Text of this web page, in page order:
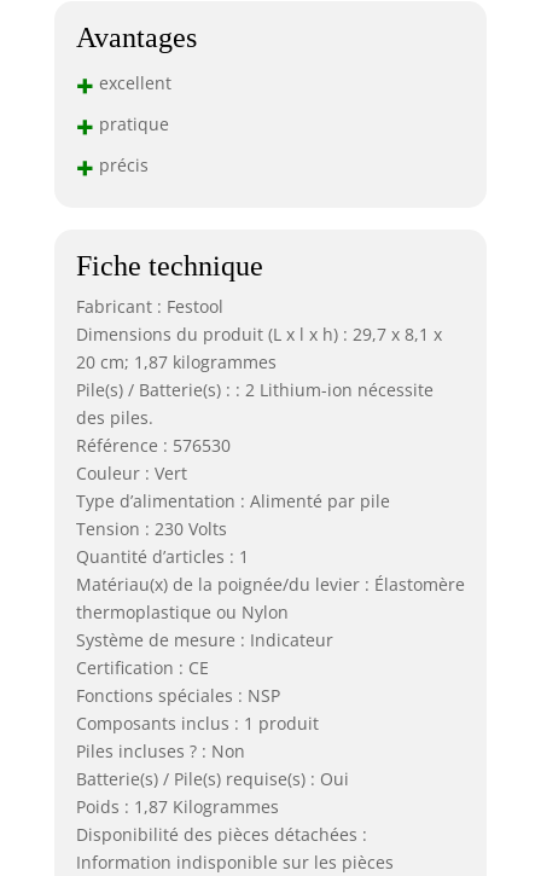
Avantages
+ excellent
+ pratique
+ précis
Fiche technique
Fabricant : Festool
Dimensions du produit (L x l x h) : 29,7 x 8,1 x
20 cm; 1,87 kilogrammes
Pile(s) / Batterie(s) : : 2 Lithium-ion nécessite
des piles.
Référence : 576530
Couleur : Vert
Type d’alimentation : Alimenté par pile
Tension : 230 Volts
Quantité d’articles : 1
Matériau(x) de la poignée/du levier : Élastomère
thermoplastique ou Nylon
Système de mesure : Indicateur
Certification : CE
Fonctions spéciales : NSP
Composants inclus : 1 produit
Piles incluses ? : Non
Batterie(s) / Pile(s) requise(s) : Oui
Poids : 1,87 Kilogrammes
Disponibilité des pièces détachées :
Information indisponible sur les pièces